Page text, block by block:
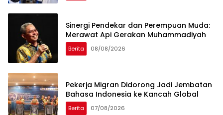
Sinergi Pendekar dan Perempuan Muda:
Merawat Api Gerakan Muhammadiyah
Berita 08/08/2026
Pekerja Migran Didorong Jadi Jembatan
Bahasa Indonesia ke Kancah Global
Berita 07/08/2026